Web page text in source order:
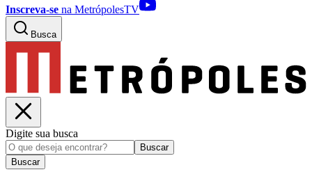
Inscreva-se na MetrópolesTV
Busca
Digite sua busca
Buscar
Buscar